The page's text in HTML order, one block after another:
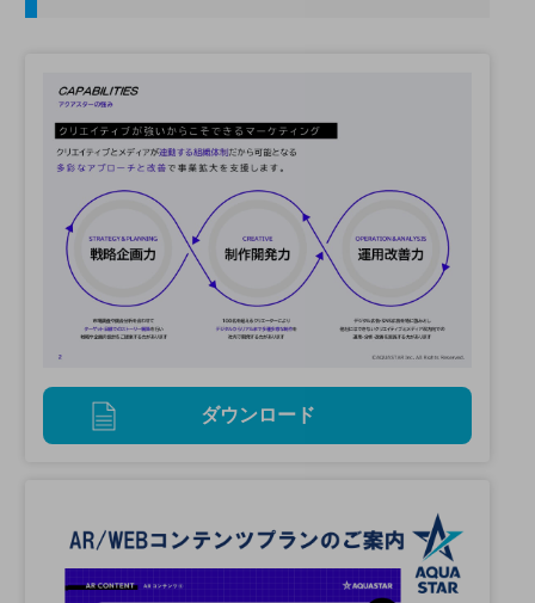
ダウンロード